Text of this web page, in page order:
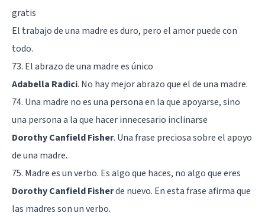
gratis
El trabajo de una madre es duro, pero el amor puede con
todo.
73. El abrazo de una madre es único
Adabella Radici. No hay mejor abrazo que el de una madre.
74. Una madre no es una persona en la que apoyarse, sino
una persona a la que hacer innecesario inclinarse
Dorothy Canfield Fisher. Una frase preciosa sobre el apoyo
de una madre.
75. Madre es un verbo. Es algo que haces, no algo que eres
Dorothy Canfield Fisherde nuevo. En esta frase afirma que
las madres son un verbo.